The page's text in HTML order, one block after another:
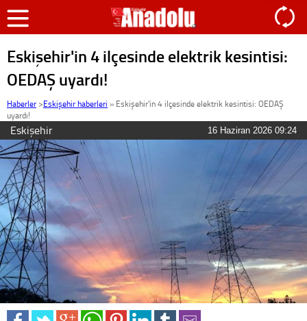
Eskişehir'in 4 ilçesinde elektrik kesintisi:
OEDAŞ uyardı!
Haberler >Eskişehir haberleri » Eskişehir'in 4 ilçesinde elektrik kesintisi: OEDAŞ
uyardı!
Eskişehir 16 Haziran 2026 09:24